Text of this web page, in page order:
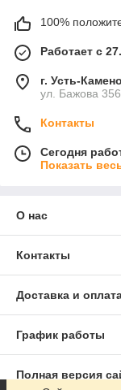
100%
Работает с
г. Усть-
ул. Бажова
Контакты
Сегодня
Показать
О нас
Контакты
Доставка и
График работы
Полная версия